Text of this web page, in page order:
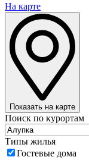
На карте
Показать на карте
Поиск по курортам
Типы жилья
Гостевые дома